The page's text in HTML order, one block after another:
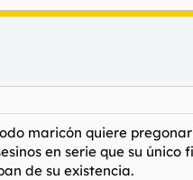
maricón quiere
en serie que su único
de su existencia.